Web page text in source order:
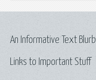
Links to Important Stuff
An Informative Text Blurb